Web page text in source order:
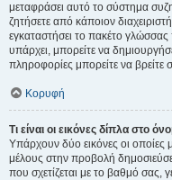
μεταφράσει αυτό το σύστημα
ζητήσετε από κάποιον
εγκαταστήσει το πακέτο
υπάρχει, μπορείτε να
πληροφορίες μπορείτε να βρείτε
Κορυφή
Τι είναι οι εικόνες δίπλα στο
Υπάρχουν δύο εικόνες οι οποίες
μέλους στην προβολή
που σχετίζεται με το βαθμό